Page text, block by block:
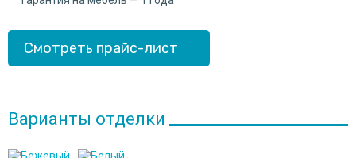
Смотреть прайс-лист
Варианты отделки